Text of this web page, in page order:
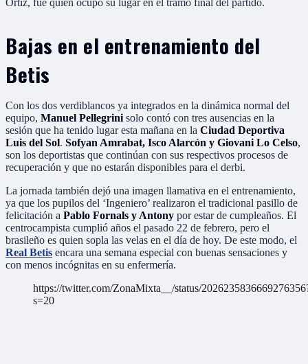
Bajas en el entrenamiento del
Betis
Con los dos verdiblancos ya integrados en la dinámica normal del
equipo, Manuel Pellegrini solo contó con tres ausencias en la
sesión que ha tenido lugar esta mañana en la Ciudad Deportiva
Luis del Sol. Sofyan Amrabat, Isco Alarcón y Giovani Lo Celso,
son los deportistas que continúan con sus respectivos procesos de
recuperación y que no estarán disponibles para el derbi.
La jornada también dejó una imagen llamativa en el entrenamiento,
ya que los pupilos del ‘Ingeniero’ realizaron el tradicional pasillo de
felicitación a Pablo Fornals y Antony por estar de cumpleaños. El
centrocampista cumplió años el pasado 22 de febrero, pero el
brasileño es quien sopla las velas en el día de hoy. De este modo, el
Real Betis encara una semana especial con buenas sensaciones y
con menos incógnitas en su enfermería.
https://twitter.com/ZonaMixta__/status/
s=20